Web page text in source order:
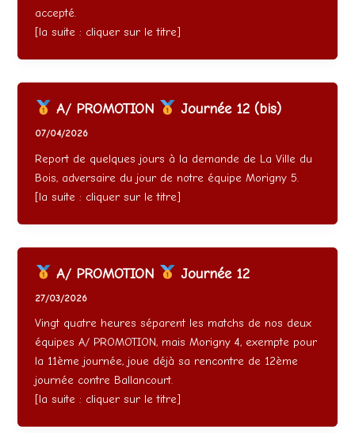
accepté.
[la suite : cliquer sur le titre]
A/ PROMOTION Journée 12 (bis)
07/04/2026
Report de quelques jours à la demande de La Ville du
Bois, adversaire du jour de notre équipe Morigny 5.
[la suite : cliquer sur le titre]
A/ PROMOTION Journée 12
27/03/2026
Vingt quatre heures séparent les matchs de nos deux
équipes A/ PROMOTION, mais Morigny 4, exempte pour
la 11ème journée, joue déjà sa rencontre de 12ème
journée contre Ballancourt.
[la suite : cliquer sur le titre]